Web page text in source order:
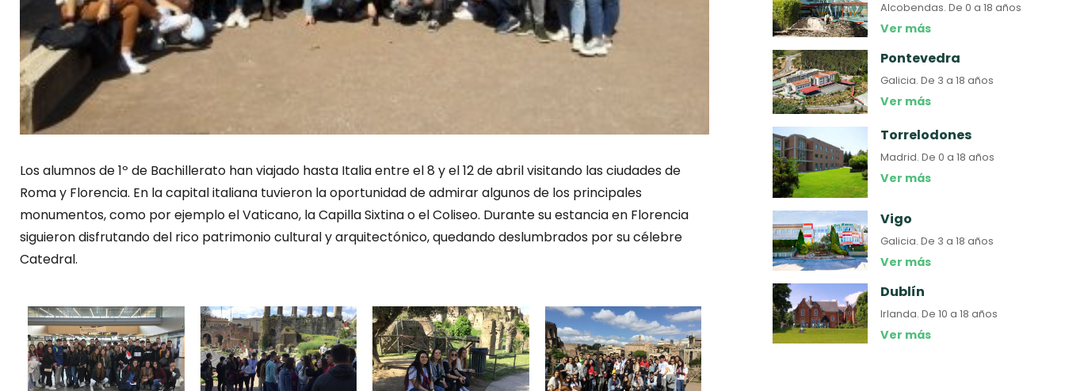
Los alumnos de 1º de Bachillerato han viajado hasta Italia entre el 8 y el 12 de abril visitando las ciudades de
Roma y Florencia. En la capital italiana tuvieron la oportunidad de admirar algunos de los principales
monumentos, como por ejemplo el Vaticano, la Capilla Sixtina o el Coliseo. Durante su estancia en Florencia
siguieron disfrutando del rico patrimonio cultural y arquitectónico, quedando deslumbrados por su célebre
Catedral.
Alcobendas.De 0 a 18 años
Ver más
Pontevedra
Galicia.De 3 a 18 años
Ver más
Torrelodones
Madrid.De 0 a 18 años
Ver más
Vigo
Galicia.De 3 a 18 años
Ver más
Dublín
Irlanda.De 10 a 18 años
Ver más